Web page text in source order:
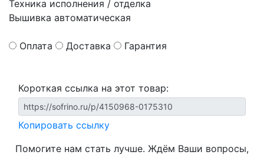
Техника исполнения / отделка
Вышивка автоматическая
Оплата Доставка Гарантия
Короткая ссылка на этот товар:
Копировать ссылку
Помогите нам стать лучше. Ждём Ваши вопросы,